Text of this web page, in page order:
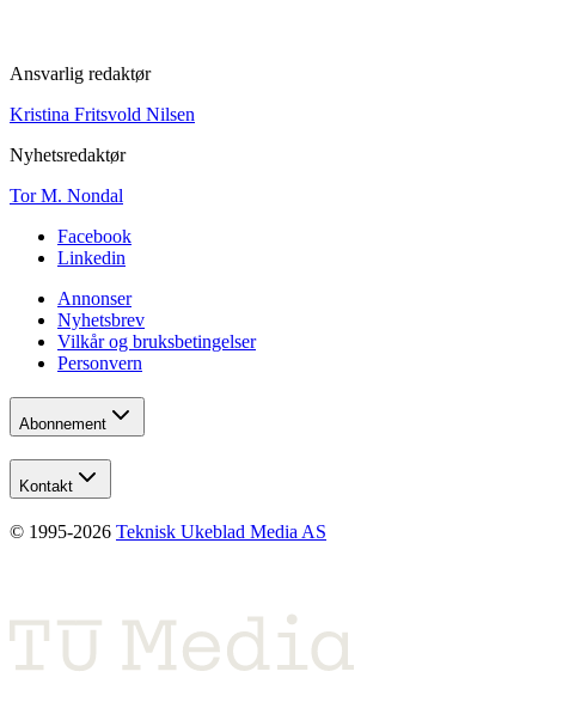
Ansvarlig redaktør
Kristina Fritsvold Nilsen
Nyhetsredaktør
Tor M. Nondal
Facebook
Linkedin
Annonser
Nyhetsbrev
Vilkår og bruksbetingelser
Personvern
Abonnement
Kontakt
© 1995-2026 Teknisk Ukeblad Media AS